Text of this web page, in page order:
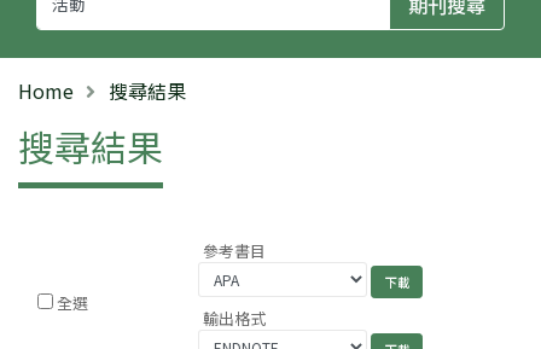
Home 搜尋結果
搜尋結果
全選
參考書目
輸出格式